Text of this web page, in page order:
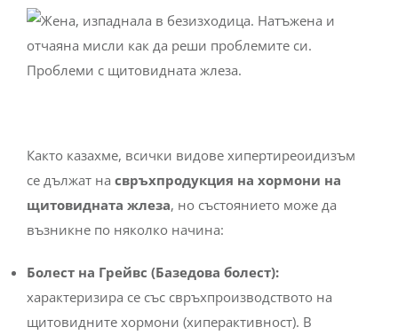
Както казахме, всички видове хипертиреоидизъм
се дължат на свръхпродукция на хормони на
щитовидната жлеза, но състоянието може да
възникне по няколко начина:
Болест на Грейвс (Базедова болест):
характеризира се със свръхпроизводството на
щитовидните хормони (хиперактивност). В